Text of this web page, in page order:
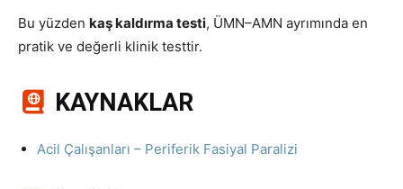
Bu yüzden kaş kaldırma testi, ÜMN–AMN ayrımında en
pratik ve değerli klinik testtir.
KAYNAKLAR
Acil Çalışanları – Periferik Fasiyal Paralizi